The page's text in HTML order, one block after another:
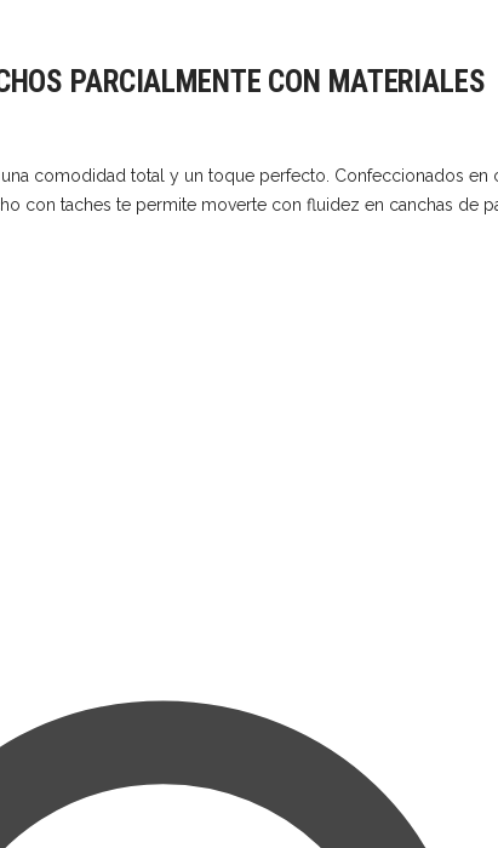
PARCIALMENTE CON MATERIALES
comodidad total y un toque perfecto. Confeccionados en
con taches te permite moverte con fluidez en canchas de